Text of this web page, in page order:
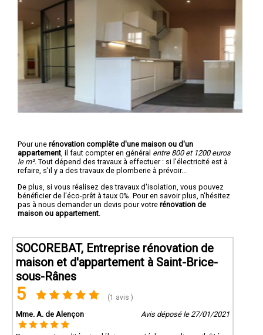
Pour une rénovation complête d'une maison ou d'un
appartement , il faut compter en général entre 800 et 1200 euros
le m². Tout dépend des travaux à effectuer : si l'électricité est à
refaire, s'il y a des travaux de plomberie à prévoir...
De plus, si vous réalisez des travaux d'isolation, vous pouvez
bénéficier de l'éco-prêt à taux 0%. Pour en savoir plus, n'hésitez
pas à nous demander un devis pour votre rénovation de
maison ou appartement
SOCOREBAT, Entreprise rénovation de
maison et d'appartement à Saint-Brice-
sous-Rânes
5 (1 avis )
Mme. A. de Alençon Avis déposé le 27/01/2021